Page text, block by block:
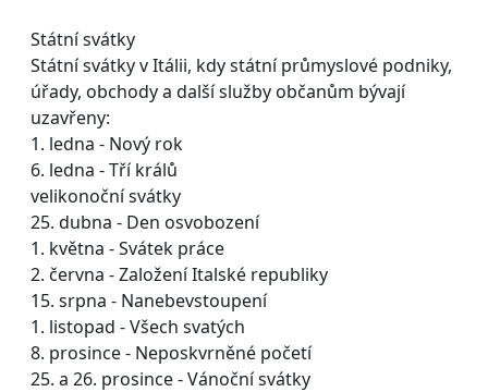
Státní svátky
Státní svátky v Itálii, kdy státní průmyslové podniky,
úřady, obchody a další služby občanům bývají
uzavřeny:
1. ledna - Nový rok
6. ledna - Tří králů
velikonoční svátky
25. dubna - Den osvobození
1. května - Svátek práce
2. června - Založení Italské republiky
15. srpna - Nanebevstoupení
1. listopad - Všech svatých
8. prosince - Neposkvrněné početí
25. a 26. prosince - Vánoční svátky